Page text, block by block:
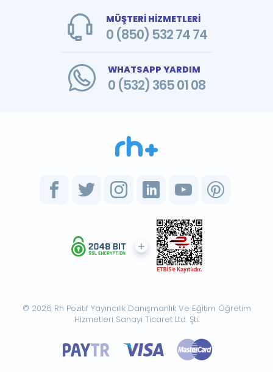
MÜŞTERİ HİZMETLERİ
0 (850) 532 74 74
WHATSAPP YARDIM
0 (532) 365 01 08
© 2026 Rh Pozitif Yayıncılık Danışmanlık Ve Eğitim Öğretim
Hizmetleri Sanayi Ticaret Ltd. Şti.